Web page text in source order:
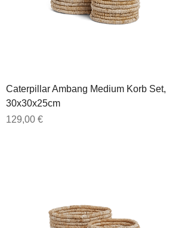
Caterpillar Ambang Medium Korb Set,
30x30x25cm
Preis
129,00 €